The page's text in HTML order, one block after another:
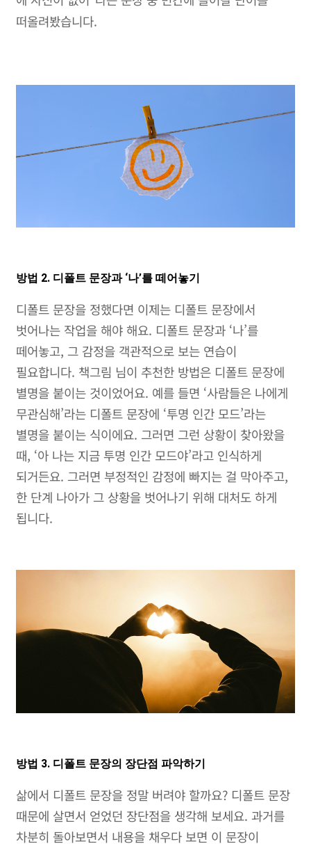
떠올려봤습니다.
방법 2. 디폴트 문장과 ‘나’를 떼어놓기
디폴트 문장을 정했다면 이제는 디폴트 문장에서
벗어나는 작업을 해야 해요. 디폴트 문장과 ‘나’를
떼어놓고, 그 감정을 객관적으로 보는 연습이
필요합니다. 책그림 님이 추천한 방법은 디폴트 문장에
별명을 붙이는 것이었어요. 예를 들면 ‘사람들은 나에게
무관심해’라는 디폴트 문장에 ‘투명 인간 모드’라는
별명을 붙이는 식이에요. 그러면 그런 상황이 찾아왔을
때, ‘아 나는 지금 투명 인간 모드야’라고 인식하게
되거든요. 그러면 부정적인 감정에 빠지는 걸 막아주고,
한 단계 나아가 그 상황을 벗어나기 위해 대처도 하게
됩니다.
방법 3. 디폴트 문장의 장단점 파악하기
삶에서 디폴트 문장을 정말 버려야 할까요? 디폴트 문장
때문에 살면서 얻었던 장단점을 생각해 보세요. 과거를
차분히 돌아보면서 내용을 채우다 보면 이 문장이